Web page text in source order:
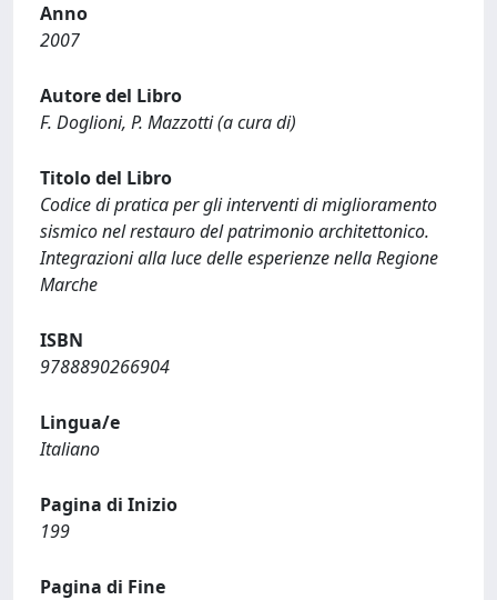
Anno
2007
Autore del Libro
F. Doglioni, P. Mazzotti (a cura di)
Titolo del Libro
Codice di pratica per gli interventi di miglioramento
sismico nel restauro del patrimonio architettonico.
Integrazioni alla luce delle esperienze nella Regione
Marche
ISBN
9788890266904
Lingua/e
Italiano
Pagina di Inizio
199
Pagina di Fine